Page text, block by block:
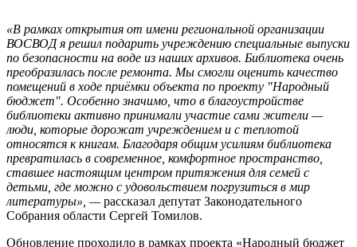
«В рамках открытия от имени региональной организации
ВОСВОД я решил подарить учреждению специальные выпуски
по безопасности на воде из наших архивов. Библиотека очень
преобразилась после ремонта. Мы смогли оценить качество
помещений в ходе приёмки объекта по проекту "Народный
бюджет". Особенно значимо, что в благоустройстве
библиотеки активно принимали участие сами жители —
люди, которые дорожат учреждением и с теплотой
относятся к книгам. Благодаря общим усилиям библиотека
превратилась в современное, комфортное пространство,
ставшее настоящим центром притяжения для семей с
детьми, где можно с удовольствием погрузиться в мир
литературы», —рассказал депутат Законодательного
Собрания области Сергей Томилов.
Обновление проходило в рамках проекта «Народный бюджет